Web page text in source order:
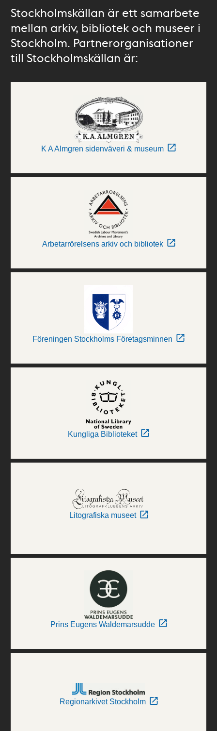
Stockholmskällan är ett samarbete
mellan arkiv, bibliotek och museer i
Stockholm. Partnerorganisationer
till Stockholmskällan är:
K A Almgren sidenväveri & museum
Arbetarrörelsens arkiv och bibliotek
Föreningen Stockholms Företagsminnen
Kungliga Biblioteket
Litografiska museet
Prins Eugens Waldemarsudde
Regionarkivet Stockholm